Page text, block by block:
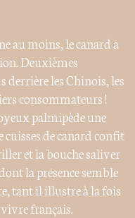
au moins, le canard a
Deuxièmes
les Chinois, les
consommateurs !
palmipède une
de canard confit
et la bouche saliver
la présence semble
tant il illustre à la fois
français.